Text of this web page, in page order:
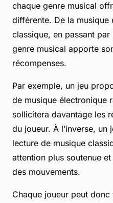
chaque genre musical
différente. De la musique
classique, en passant
genre musical apporte
récompenses.
Par exemple, un jeu
de musique électronique
sollicitera davantage les
du joueur. À l’inverse, un
lecture de musique
attention plus soutenue
des mouvements.
Chaque joueur peut